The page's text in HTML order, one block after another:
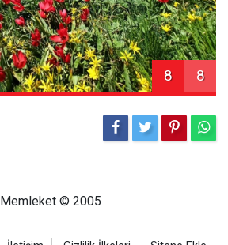
8 8
Memleket © 2005